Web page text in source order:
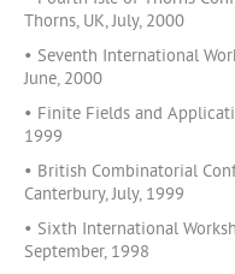
Thorns, UK, July, 2000
• Seventh International
June, 2000
• Finite Fields and
1999
• British Combinatorial
Canterbury, July, 1999
• Sixth International
September, 1998